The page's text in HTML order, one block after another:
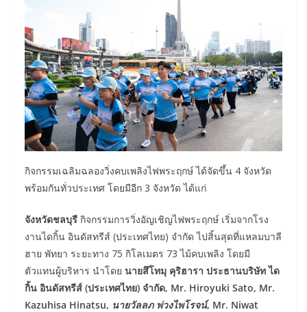
กิจกรรมเฉลิมฉลองวิ่งคบเพลิงไฟพระฤกษ์ ได้จัดขึ้น 4 จังหวัด
พร้อมกันทั่วประเทศ โดยมีอีก 3 จังหวัด ได้แก่
จังหวัดชลบุรี กิจกรรมการวิ่งอัญเชิญไฟพระฤกษ์ เริ่มจากโรง
งานไดกิ้น อินดัสทรีส์ (ประเทศไทย) จำกัด ไปสิ้นสุดที่แหลมบาลี
ฮาย พัทยา ระยะทาง 75 กิโลเมตร 73 ไม้คบเพลิง โดยมี
ตัวแทนผู้บริหาร นำโดย นายสึโทมุ คุริฮารา ประธานบริษัท ได
กิ้น อินดัสทรีส์ (ประเทศไทย) จำกัด, Mr. Hiroyuki Sato, Mr.
Kazuhisa Hinatsu, นายวัลลภ พ่วงไพโรจน์, Mr. Niwat